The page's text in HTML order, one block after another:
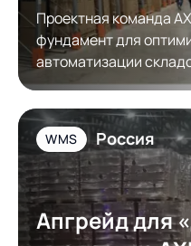
Проектная команда
фундамент для
автоматизации
Rus
WMS Россия
Апгрейд для